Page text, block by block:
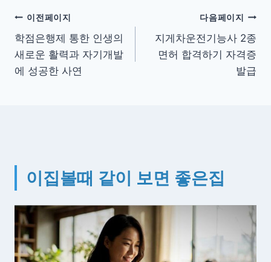
글
탐
색
이전페이지
학점은행제 통한 인생의
새로운 활력과 자기개발
에 성공한 사연
다음페이지
지게차운전기능사 2종
면허 합격하기 자격증
발급
이집볼때 같이 보면 좋은집